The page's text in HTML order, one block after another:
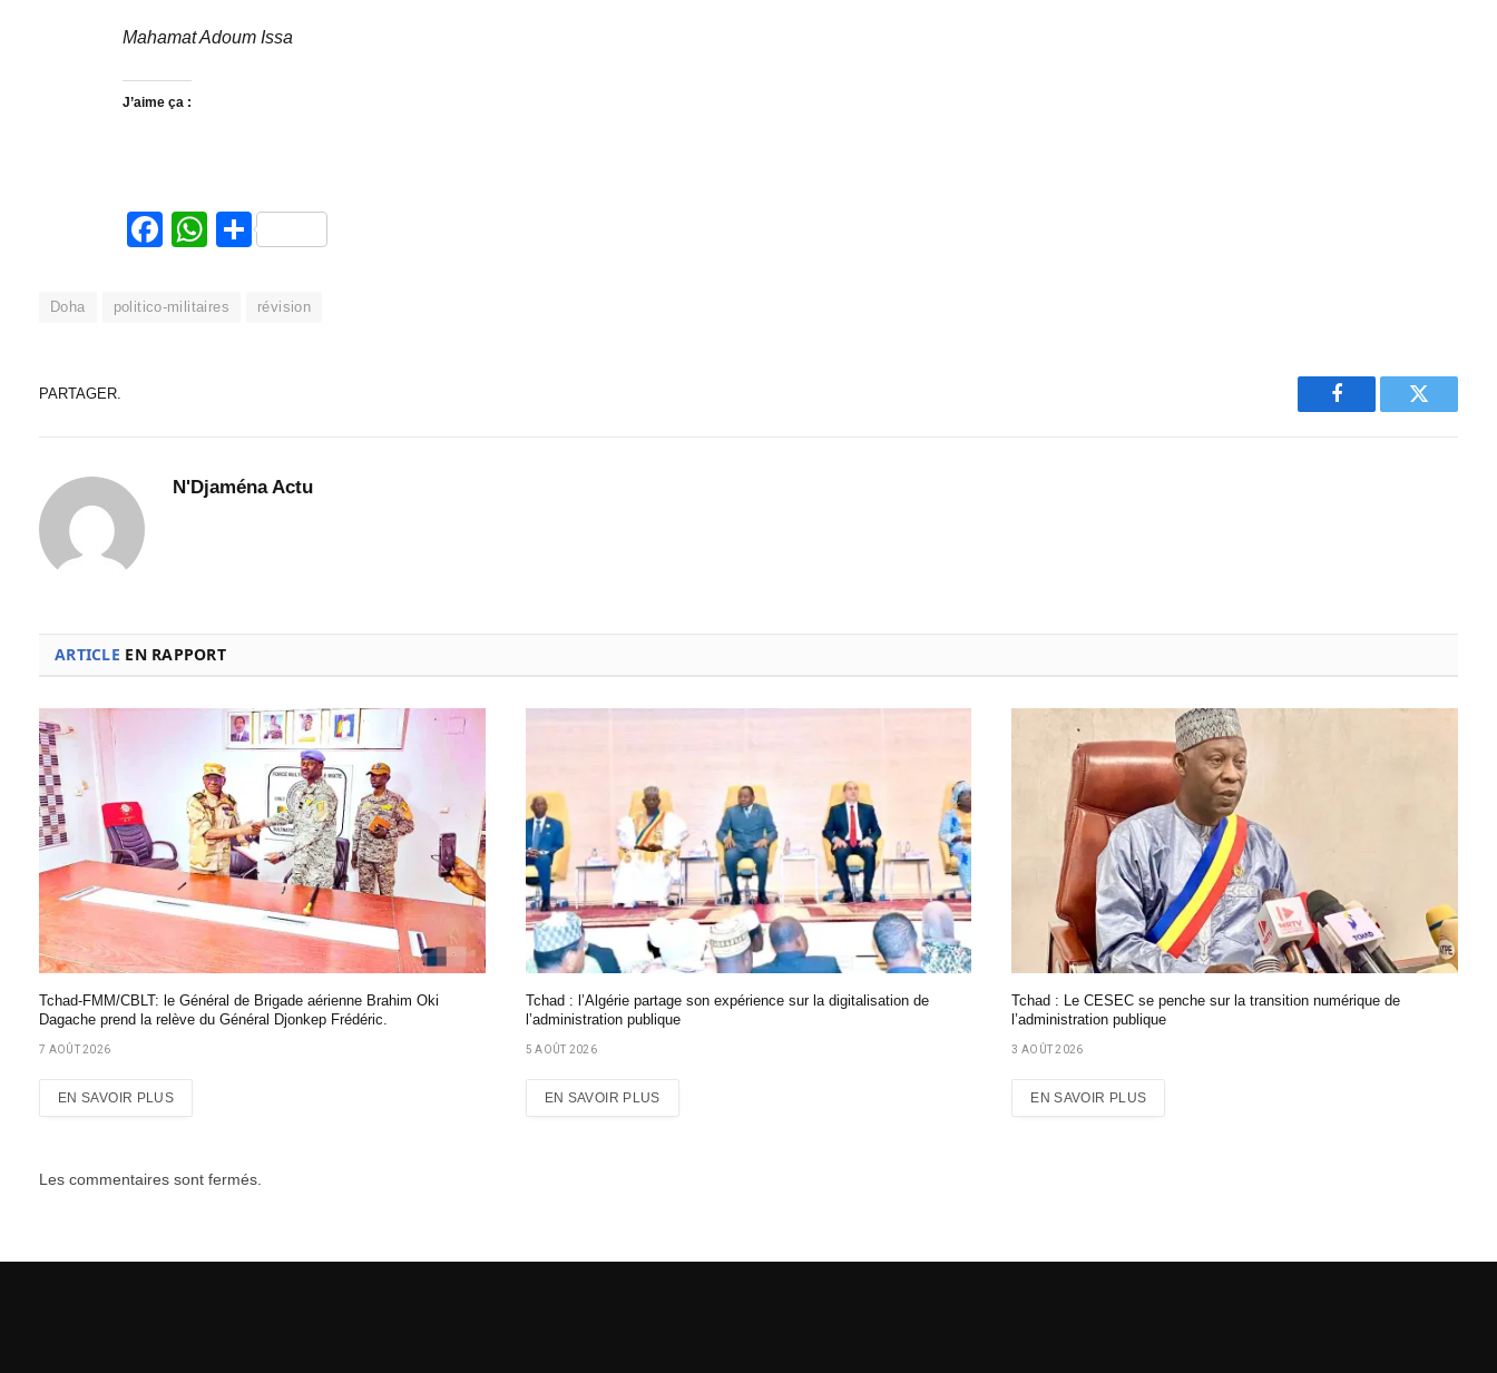
Mahamat Adoum Issa
J’aime ça :
Facebook
WhatsApp
Partager
Doha politico-militaires révision
PARTAGER.
Facebook Twitter
N'Djaména Actu
ARTICLE EN RAPPORT
Tchad-FMM/CBLT: le Général de Brigade aérienne Brahim Oki
Dagache prend la relève du Général Djonkep Frédéric.
7 AOÛT 2026
EN SAVOIR PLUS
Tchad : l’Algérie partage son expérience sur la digitalisation de
l’administration publique
5 AOÛT 2026
EN SAVOIR PLUS
Tchad : Le CESEC se penche sur la transition numérique de
l’administration publique
3 AOÛT 2026
EN SAVOIR PLUS
Les commentaires sont fermés.